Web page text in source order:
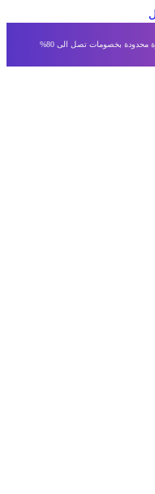
بخصومات تصل الى 80%